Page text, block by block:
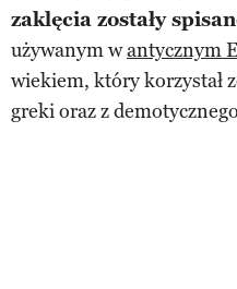
zaklęcia zostały
używanym wantycznym
wiekiem, który korzystał
greki oraz z